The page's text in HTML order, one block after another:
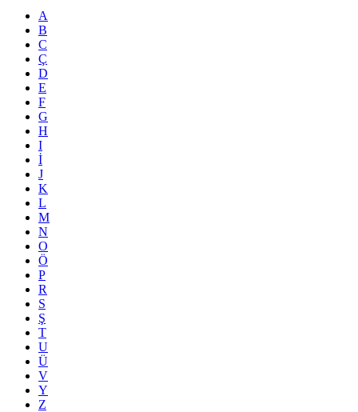
A
B
C
Ç
D
E
F
G
H
I
İ
J
K
L
M
N
O
Ö
P
R
S
Ş
T
U
Ü
V
Y
Z